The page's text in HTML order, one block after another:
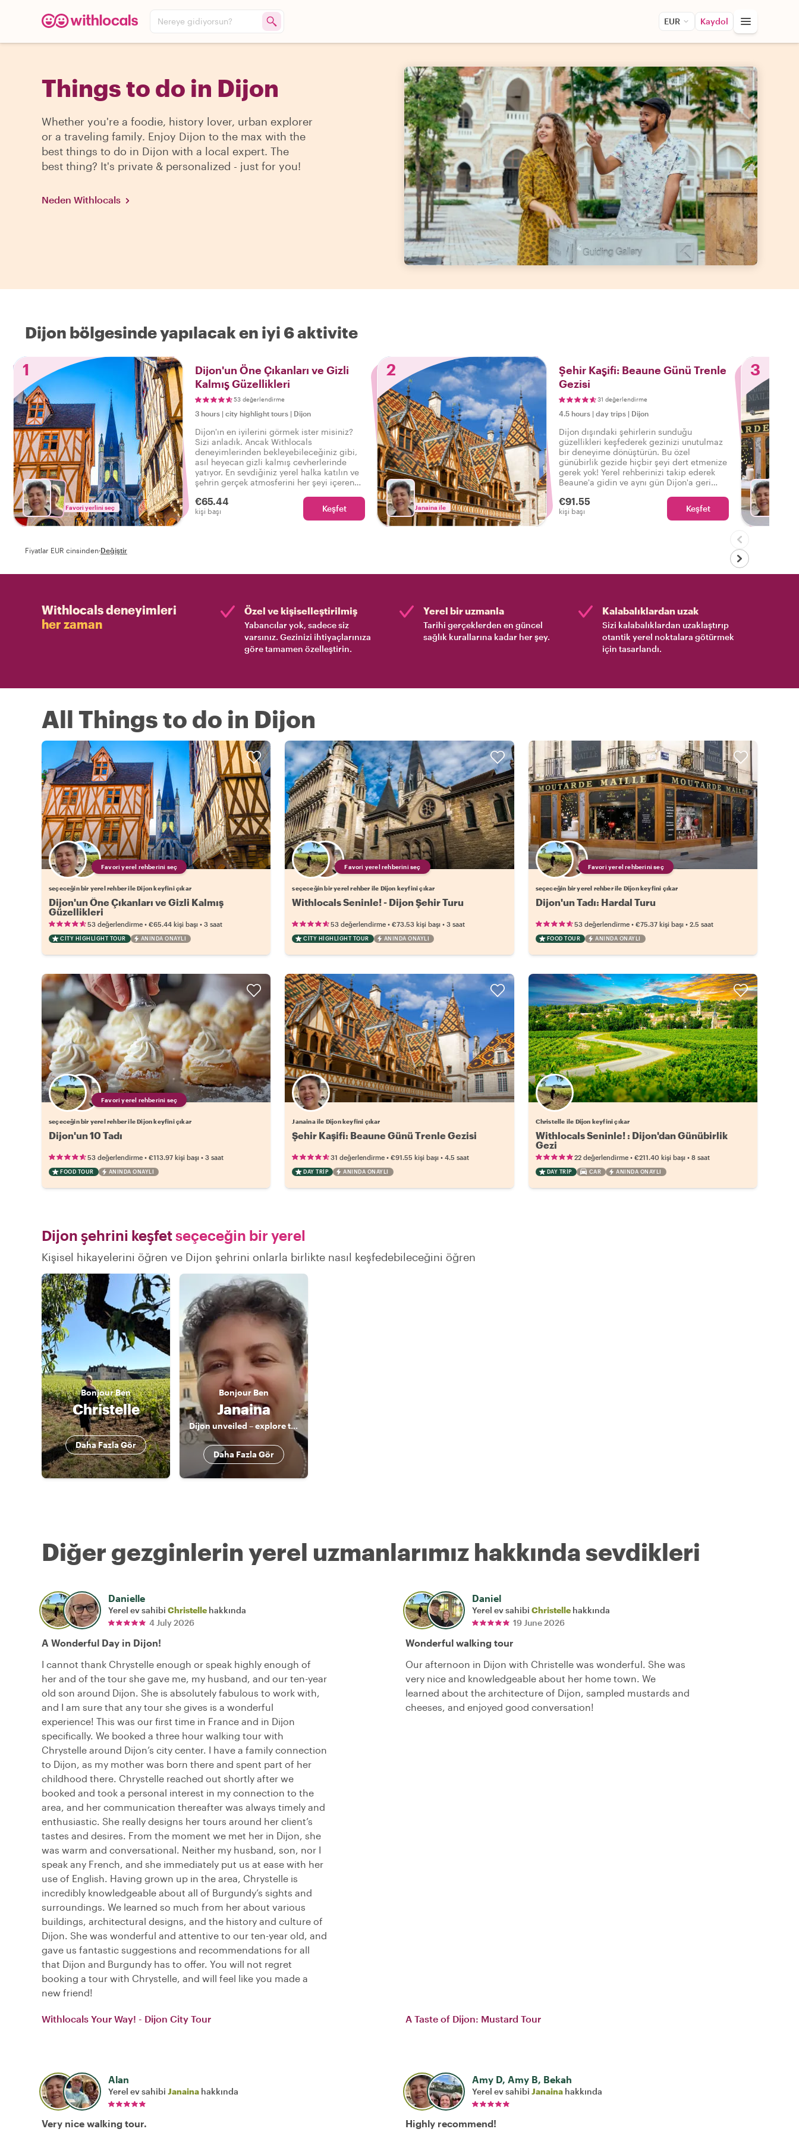
Nereye gidiyorsun? EUR Kaydol
Things to do in Dijon
Whether you're a foodie, history lover, urban explorer
or a traveling family. Enjoy Dijon to the max with the
best things to do in Dijon with a local expert. The
best thing? It's private & personalized - just for you!
Neden Withlocals
Dijon bölgesinde yapılacak en iyi 6 aktivite
1
Favori yerlini seç
Dijon'un Öne Çıkanları ve Gizli
Kalmış Güzellikleri
53 değerlendirme
3 hours | city highlight tours | Dijon
Dijon'ın en iyilerini görmek ister misiniz?
Sizi anladık. Ancak Withlocals
deneyimlerinden bekleyebileceğiniz gibi,
asıl heyecan gizli kalmış cevherlerinde
yatıyor. En sevdiğiniz yerel halka katılın ve
şehrin gerçek atmosferini her şeyi içeren
söyleyebilirsiniz: Gerçek Dijon'u
deneyimledim!
€65.44
kişi başı Keşfet
2
Janaina ile
Şehir Kaşifi: Beaune Günü Trenle
Gezisi
31 değerlendirme
4.5 hours | day trips | Dijon
Dijon dışındaki şehirlerin sunduğu
güzellikleri keşfederek gezinizi unutulmaz
bir deneyime dönüştürün. Bu özel
günübirlik gezide hiçbir şeyi dert etmenize
gerek yok! Yerel rehberinizi takip ederek
Beaune'a gidin ve aynı gün Dijon'a geri
kadar unutulmaz anılarla.
€91.55
kişi başı Keşfet
3
Fiyatlar EUR cinsinden·Değiştir
Withlocals deneyimleri
her zaman
Özel ve kişiselleştirilmiş
Yabancılar yok, sadece siz
varsınız. Gezinizi ihtiyaçlarınıza
göre tamamen özelleştirin.
Yerel bir uzmanla
Tarihi gerçeklerden en güncel
sağlık kurallarına kadar her şey.
Kalabalıklardan uzak
Sizi kalabalıklardan uzaklaştırıp
otantik yerel noktalara götürmek
için tasarlandı.
All Things to do in Dijon
Favori yerel rehberini seç
seçeceğin bir yerel rehber ile Dijon keyfini çıkar
Dijon'un Öne Çıkanları ve Gizli Kalmış
Güzellikleri
53 değerlendirme • €65.44 kişi başı • 3 saat
CITY HIGHLIGHT TOUR ANINDA ONAYLI
Favori yerel rehberini seç
seçeceğin bir yerel rehber ile Dijon keyfini çıkar
Withlocals Seninle! - Dijon Şehir Turu
53 değerlendirme •€73.53 kişi başı •3 saat
CITY HIGHLIGHT TOUR ANINDA ONAYLI
Favori yerel rehberini seç
seçeceğin bir yerel rehber ile Dijon keyfini çıkar
Dijon'un Tadı: Hardal Turu
53 değerlendirme• €75.37 kişi başı• 2.5 saat
FOOD TOUR ANINDA ONAYLI
Favori yerel rehberini seç
seçeceğin bir yerel rehber ile Dijon keyfini çıkar
Dijon'un 10 Tadı
53 değerlendirme • €113.97 kişi başı • 3 saat
FOOD TOUR ANINDA ONAYLI
Janaina ile Dijon keyfini çıkar
Şehir Kaşifi: Beaune Günü Trenle Gezisi
31 değerlendirme •€91.55 kişi başı •4.5 saat
DAY TRIP ANINDA ONAYLI
Christelle ile Dijon keyfini çıkar
Withlocals Seninle! : Dijon'dan Günübirlik
Gezi
22 değerlendirme• €211.40 kişi başı• 8 saat
DAY TRIP CAR ANINDA ONAYLI
Dijon şehrini keşfetseçeceğin bir yerel
Kişisel hikayelerini öğren ve Dijon şehrini onlarla birlikte nasıl keşfedebileceğini öğren
BonjourBen
Christelle
Daha Fazla Gör
Bonjour Ben
Janaina
Dijon unveiled – explore the city with a passionate guide
Daha Fazla Gör
Diğer gezginlerin yerel uzmanlarımız hakkında sevdikleri
Danielle
Yerel ev sahibi Christelle hakkında
4 July 2026
A Wonderful Day in Dijon!
I cannot thank Chrystelle enough or speak highly enough of
her and of the tour she gave me, my husband, and our ten-year
old son around Dijon. She is absolutely fabulous to work with,
and I am sure that any tour she gives is a wonderful
experience! This was our first time in France and in Dijon
specifically. We booked a three hour walking tour with
Chrystelle around Dijon’s city center. I have a family connection
to Dijon, as my mother was born there and spent part of her
childhood there. Chrystelle reached out shortly after we
booked and took a personal interest in my connection to the
area, and her communication thereafter was always timely and
enthusiastic. She really designs her tours around her client’s
tastes and desires. From the moment we met her in Dijon, she
was warm and conversational. Neither my husband, son, nor I
speak any French, and she immediately put us at ease with her
use of English. Having grown up in the area, Chrystelle is
incredibly knowledgeable about all of Burgundy’s sights and
surroundings. We learned so much from her about various
buildings, architectural designs, and the history and culture of
Dijon. She was wonderful and attentive to our ten-year old, and
gave us fantastic suggestions and recommendations for all
that Dijon and Burgundy has to offer. You will not regret
booking a tour with Chrystelle, and will feel like you made a
new friend!
Withlocals Your Way! - Dijon City Tour
Daniel
Yerel ev sahibi Christelle hakkında
19 June 2026
Wonderful walking tour
Our afternoon in Dijon with Christelle was wonderful. She was
very nice and knowledgeable about her home town. We
learned about the architecture of Dijon, sampled mustards and
cheeses, and enjoyed good conversation!
A Taste of Dijon: Mustard Tour
Alan
Yerel ev sahibi Janaina hakkında
Very nice walking tour.
Amy D, Amy B, Bekah
Yerel ev sahibi Janaina hakkında
Highly recommend!